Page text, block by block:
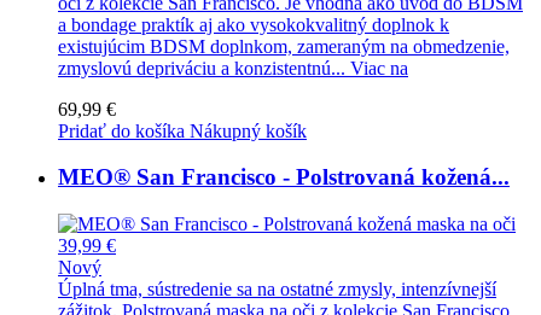
a bondage praktík aj ako vysokokvalitný doplnok k
existujúcim BDSM doplnkom, zameraným na obmedzenie,
zmyslovú depriváciu a konzistentnú... Viac na
69,99 €
Pridať do košíka Nákupný košík
MEO® San Francisco - Polstrovaná kožená...
39,99 €
Nový
Úplná tma, sústredenie sa na ostatné zmysly, intenzívnejší
zážitok. Polstrovaná maska na oči z kolekcie San Francisco